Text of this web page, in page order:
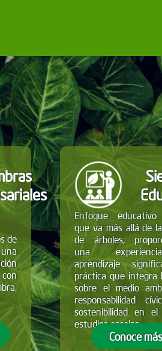
de
Enfoque
que va más allá de
de árboles,
una
aprendizaje
práctica que integra
sobre el medio
responsabilidad
sostenibilidad en
estudios escolar.
Conoce más